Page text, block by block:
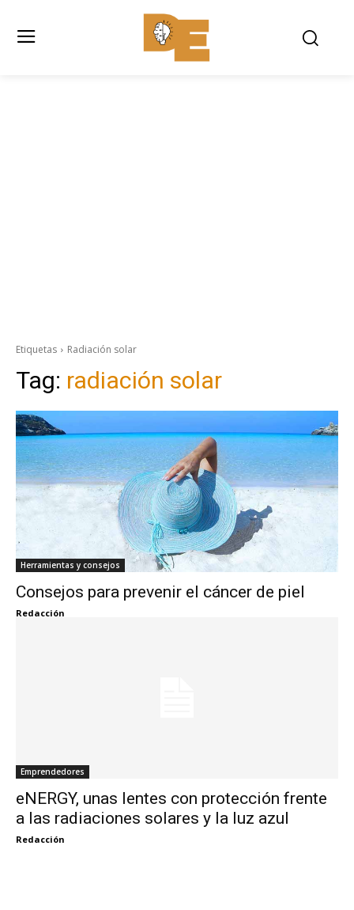
Etiquetas Radiación solar
Tag: radiación solar
Herramientas y consejos
Consejos para prevenir el cáncer de piel
Redacción
Emprendedores
eNERGY, unas lentes con protección frente
a las radiaciones solares y la luz azul
Redacción